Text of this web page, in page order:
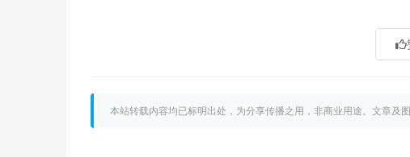
本站转载内容均已标明出处，为分享传播之用，非商业用途。文章及